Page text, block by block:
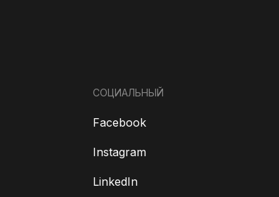
СОЦИАЛЬНЫЙ
Facebook
Instagram
LinkedIn